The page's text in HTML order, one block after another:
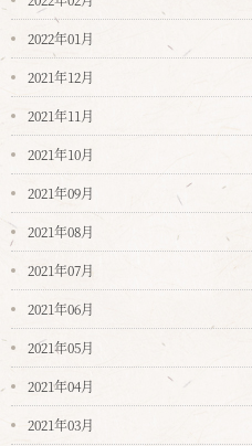
2022年01月
2021年12月
2021年11月
2021年10月
2021年09月
2021年08月
2021年07月
2021年06月
2021年05月
2021年04月
2021年03月